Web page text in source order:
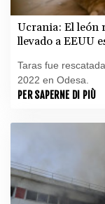
Ucrania: El león
llevado a EEUU
Taras fue
2022 en Odesa.
PER SAPERNE DI PIÙ